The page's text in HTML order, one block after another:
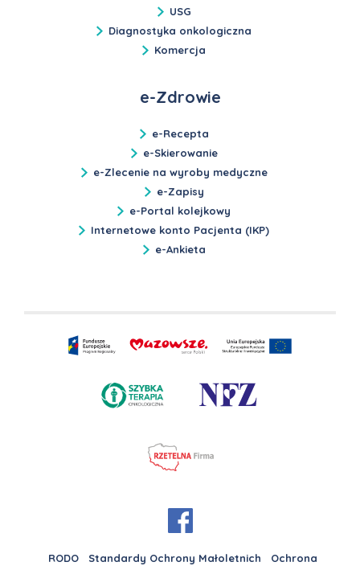
USG
Diagnostyka onkologiczna
Komercja
e-Zdrowie
e-Recepta
e-Skierowanie
e-Zlecenie na wyroby medyczne
e-Zapisy
e-Portal kolejkowy
Internetowe konto Pacjenta (IKP)
e-Ankieta
RODO Standardy Ochrony Małoletnich
Ochrona